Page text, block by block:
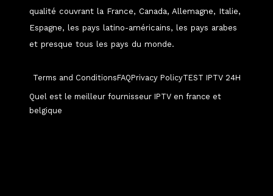
qualité couvrant la France, Canada, Allemagne, Italie,
Espagne, les pays latino-américains, les pays arabes
et presque tous les pays du monde.
Terms and ConditionsFAQPrivacy PolicyTEST IPTV 24H
Quel est le meilleur fournisseur IPTV en france et
belgique